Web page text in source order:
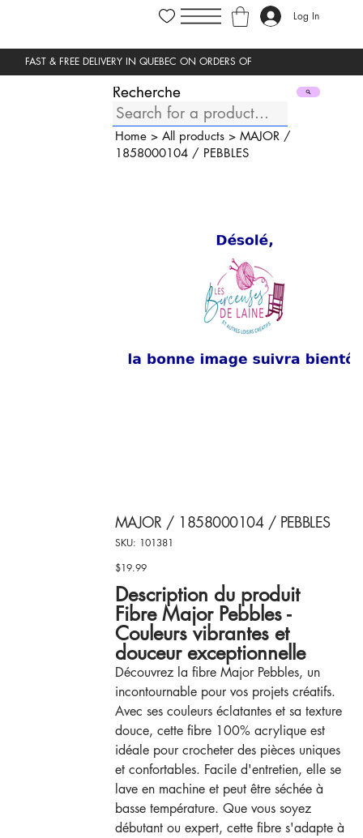
Log In
Recherche
Home> All products> MAJOR /
1858000104 / PEBBLES
MAJOR / 1858000104 / PEBBLES
SKU:
SKU
101381
101381
Price
$19.99
Description du produit
Fibre Major Pebbles -
Couleurs vibrantes et
douceur exceptionnelle
Découvrez la fibre Major Pebbles, un
incontournable pour vos projets créatifs.
Avec ses couleurs éclatantes et sa texture
douce, cette fibre 100% acrylique est
idéale pour crocheter des pièces uniques
et confortables. Facile d'entretien, elle se
lave en machine et peut être séchée à
basse température. Que vous soyez
débutant ou expert, cette fibre s'adapte à